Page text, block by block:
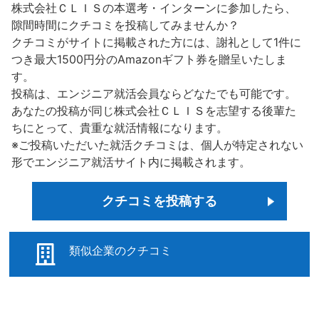
株式会社ＣＬＩＳの本選考・インターンに参加したら、
隙間時間にクチコミを投稿してみませんか？
クチコミがサイトに掲載された方には、謝礼として1件に
つき最大1500円分のAmazonギフト券を贈呈いたしま
す。
投稿は、エンジニア就活会員ならどなたでも可能です。
あなたの投稿が同じ株式会社ＣＬＩＳを志望する後輩た
ちにとって、貴重な就活情報になります。
※ご投稿いただいた就活クチコミは、個人が特定されない
形でエンジニア就活サイト内に掲載されます。
クチコミを投稿する
類似企業のクチコミ